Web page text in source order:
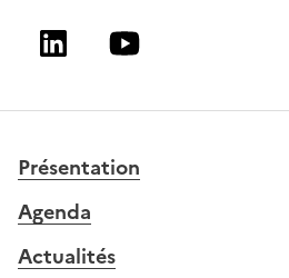
LinkedinYoutube
Présentation
Agenda
Actualités